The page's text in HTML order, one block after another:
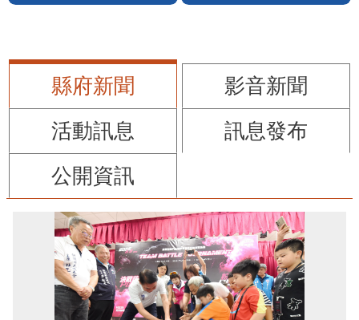
縣府新聞
影音新聞
活動訊息
訊息發布
公開資訊